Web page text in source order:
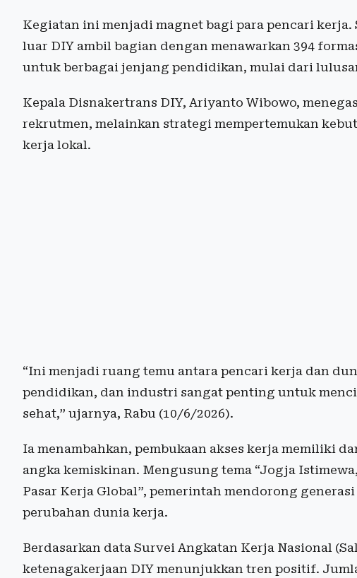
Kegiatan ini menjadi magnet bagi para pencari kerja.
luar DIY ambil bagian dengan menawarkan 394
untuk berbagai jenjang pendidikan, mulai dari
Kepala Disnakertrans DIY, Ariyanto Wibowo,
rekrutmen, melainkan strategi mempertemukan
kerja lokal.
“Ini menjadi ruang temu antara pencari kerja dan
pendidikan, dan industri sangat penting untuk
sehat,” ujarnya, Rabu (10/6/2026).
Ia menambahkan, pembukaan akses kerja memiliki
angka kemiskinan. Mengusung tema “Jogja
Pasar Kerja Global”, pemerintah mendorong
perubahan dunia kerja.
Berdasarkan data Survei Angkatan Kerja Nasional
ketenagakerjaan DIY menunjukkan tren positif.